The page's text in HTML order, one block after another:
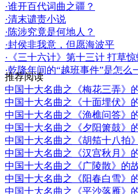
·谁开百代词曲之疆？
·清末谴责小说
·陈涉究竟是何地人？
·封侯非我意，但愿海波平
·《三十六计》第十三计 打草
·乾隆年间的“越班事件”是怎么
推荐阅读
中国十大名曲之《梅花三弄》
中国十大名曲之《十面埋伏》
中国十大名曲之《渔樵问答》
中国十大名曲之《夕阳箫鼓》
中国十大名曲之《胡笳十八拍
中国十大名曲之《汉宫秋月》
中国十大名曲之《广陵散》的
中国十大名曲之《阳春白雪》
中国十大名曲之《平沙落雁》